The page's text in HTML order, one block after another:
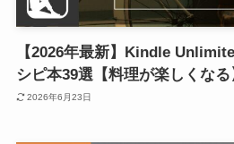
【2026年最新】Kindle
シピ本39選【料理が楽しくなる
2026年6月23日